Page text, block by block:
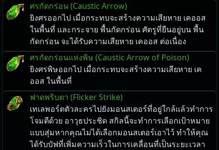
ศรกัดกร่อน (Caustic Arrow)
ยิงศรออกไป เมื่อกระทบจะสร้างความเสียหาย เคออส
ในพื้นที่ และกระจาย พื้นกัดกร่อน ศัตรูที่ยืนอยู่บน พื้น
กัดกร่อน จะได้รับความเสียหาย เคออส ต่อเนื่อง
ศรกัดกร่อนแห่งพิษ (Caustic Arrow of Poison)
ยิงศรพิษออกไป เมื่อกระทบจะสร้างความเสียหาย เค
ออส ในพื้นที่
ฟาดพริบตา (Flicker Strike)
เทเลพอร์ตตัวละครไปยังมอนสเตอร์ที่อยู่ใกล้แล้วทำการ
โจมตีด้วย อาวุธประชิด สกิลนี้จะทำการเลือกเป้าหมาย
แบบสุ่มหากคุณไม่ได้เลือกมอนสเตอร์เอาไว้ ทำให้คุณ
ได้รับบัฟที่เพิ่มความเร็วในการเคลื่อนที่เป็นระยะเวลา